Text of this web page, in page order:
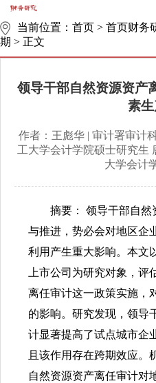
当前位置： 首页 > 首页财务
期 > 正文
领导干部自然资源资产
素
作者：王彪华 | 审计署审计
工大学会计学院硕士研究生
大学会计
摘要： 领导干部自然
与推进，势必会对地区企
利用产生重大影响。本文
上市公司为研究对象，
离任审计这一政策实施，
的影响。研究发现，领导
计显著提高了试点城市企
且该作用存在跨期效应。
自然资源资产离任审计对